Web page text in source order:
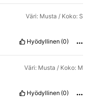
Väri: Musta / Koko: S
Hyödyllinen (0)
Väri: Musta / Koko: M
Hyödyllinen (0)